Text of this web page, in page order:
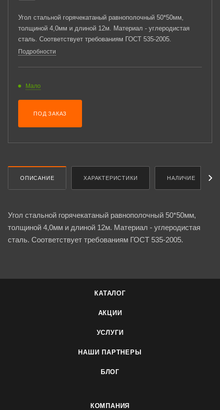
Угол стальной горячекатаный равнополочный 50*50мм,
толщиной 4,0мм и длиной 12м. Материал - углеродистая
сталь. Соответствует требованиям ГОСТ 535-2005.
Подробности
Мало
ПОД ЗАКАЗ
ОПИСАНИЕ ХАРАКТЕРИСТИКИ НАЛИЧИЕ
Угол стальной горячекатаный равнополочный 50*50мм,
толщиной 4,0мм и длиной 12м. Материал - углеродистая
сталь. Соответствует требованиям ГОСТ 535-2005.
КАТАЛОГ
АКЦИИ
УСЛУГИ
НАШИ ПАРТНЕРЫ
БЛОГ
КОМПАНИЯ